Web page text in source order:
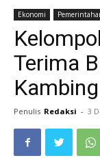
Ekonomi
Terima
Penulis Redaksi - 3